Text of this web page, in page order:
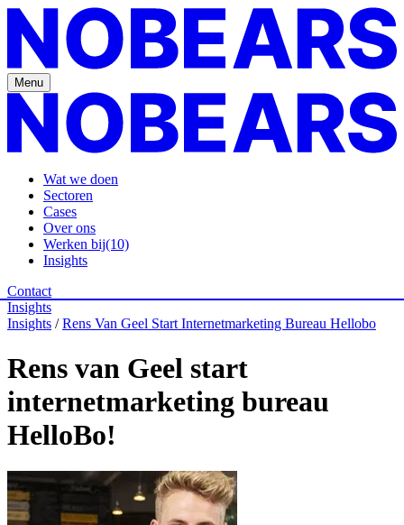
Menu
Wat we doen
Sectoren
Cases
Over ons
Werken bij(10)
Insights
Contact
Insights
Insights /Rens Van Geel Start Internetmarketing Bureau Hellobo
Rens van Geel start
internetmarketing bureau
HelloBo!